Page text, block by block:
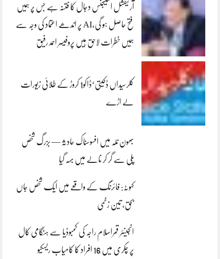
آرٹیفشل انٹلیجنس دجال کا فتنہ ہے جس پر ہمیں
فتح حاصل ہو گی،AI پر اندھے اعتماد کی وجہ سے
ہمیں خطرات لاحق ہیں پروفیسر احمد رفیق
کلرسیداں ڈکیتی‘ڈاکو1 کروڑ کے طلائی زیورات
لے اڑے
بھون نلہ میں افسوسناک حادثہ — بزرگ شخص
پلی سے گر کر نالے میں بہہ گیا
کہوٹہ: فائرنگ کے واقعے میں ایک شخص جاں
بحق، تین زخمی
انجینئر قمراسلام راجہ کی کمبوڈیا سے ہنگامی کال
پر چکری میں 16 افراد کا کامیاب ریسکیو